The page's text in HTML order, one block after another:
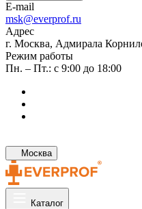
E-mail
msk@everprof.ru
Адрес
г. Москва, Адмирала
Режим работы
Пн. – Пт.: с 9:00 до 18:00
Москва
Каталог